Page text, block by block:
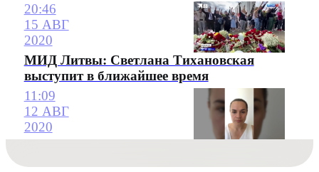
20:46
15 АВГ
2020
МИД Литвы: Светлана Тихановская
выступит в ближайшее время
11:09
12 АВГ
2020